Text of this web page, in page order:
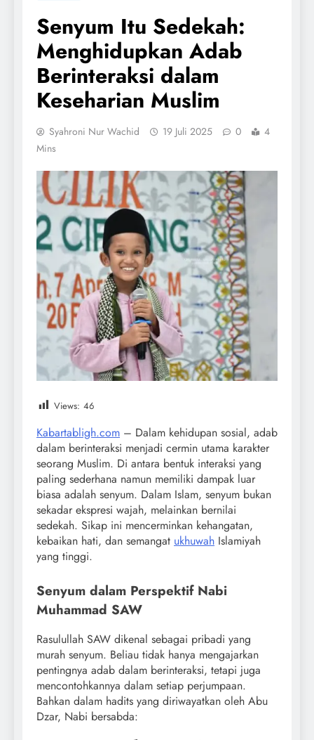
Senyum Itu Sedekah:
Menghidupkan Adab
Berinteraksi dalam
Keseharian Muslim
Syahroni Nur Wachid 19 Juli 2025 0
4
Mins
Views: 46
Kabartabligh.com – Dalam kehidupan sosial, adab
dalam berinteraksi menjadi cermin utama karakter
seorang Muslim. Di antara bentuk interaksi yang
paling sederhana namun memiliki dampak luar
biasa adalah senyum. Dalam Islam, senyum bukan
sekadar ekspresi wajah, melainkan bernilai
sedekah. Sikap ini mencerminkan kehangatan,
kebaikan hati, dan semangat ukhuwah Islamiyah
yang tinggi.
Senyum dalam Perspektif Nabi
Muhammad SAW
Rasulullah SAW dikenal sebagai pribadi yang
murah senyum. Beliau tidak hanya mengajarkan
pentingnya adab dalam berinteraksi, tetapi juga
mencontohkannya dalam setiap perjumpaan.
Bahkan dalam hadits yang diriwayatkan oleh Abu
Dzar, Nabi bersabda: